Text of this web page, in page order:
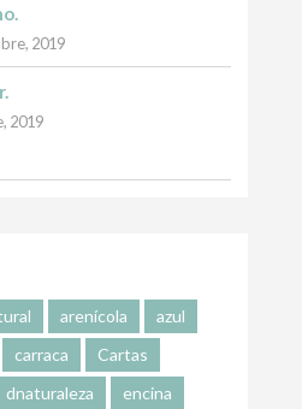
2019
2019
arenícola
azul
carraca
Cartas
dnaturaleza
encina